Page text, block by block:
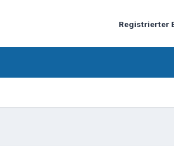
Registrierter